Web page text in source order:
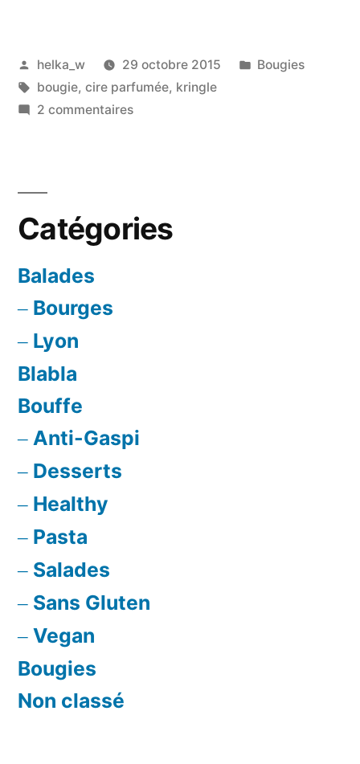
Kringle
Candle »
Publié
par
helka_w 29 octobre 2015
Publié
Bougies
Étiquettes :
bougie, cire parfumée, kringle
2 commentairessur
Candle
Catégories
Balades
Bourges
Lyon
Blabla
Bouffe
Anti-Gaspi
Desserts
Healthy
Pasta
Salades
Sans Gluten
Vegan
Bougies
Non classé